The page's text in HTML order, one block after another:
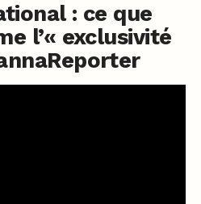
: ce que
l’« exclusivité